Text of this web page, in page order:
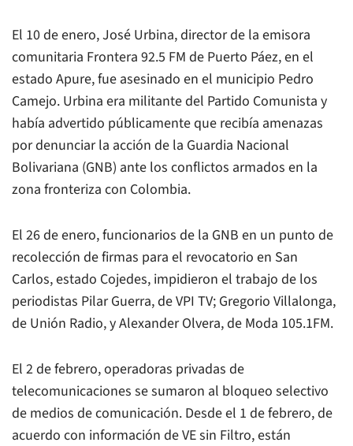
El 10 de enero, José Urbina, director de la emisora
comunitaria Frontera 92.5 FM de Puerto Páez, en el
estado Apure, fue asesinado en el municipio Pedro
Camejo. Urbina era militante del Partido Comunista y
había advertido públicamente que recibía amenazas
por denunciar la acción de la Guardia Nacional
Bolivariana (GNB) ante los conflictos armados en la
zona fronteriza con Colombia.
El 26 de enero, funcionarios de la GNB en un punto de
recolección de firmas para el revocatorio en San
Carlos, estado Cojedes, impidieron el trabajo de los
periodistas Pilar Guerra, de VPI TV; Gregorio Villalonga,
de Unión Radio, y Alexander Olvera, de Moda 105.1FM.
El 2 de febrero, operadoras privadas de
telecomunicaciones se sumaron al bloqueo selectivo
de medios de comunicación. Desde el 1 de febrero, de
acuerdo con información de VE sin Filtro, están